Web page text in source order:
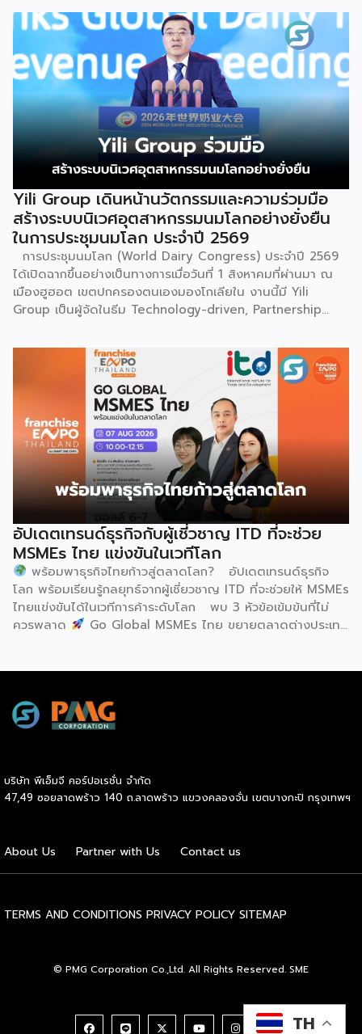
โจว” ซึ่งทรงคุณค่าเป็นยิ่งกว่าการแสดง เพราะทำหน้าที่จดบันทึก
ประวัติศาสตร์การอพยพย้ายถิ่นฐาน สะท้อนภูมิปัญญาทาง
วัฒนธรรมอันรุ่มรวย และตอกย้ำจิตวิญญาณอันแข็งแกร่งของ
ชนเผ่าเหมียวไว้ได้อย่างงดงาม ตำนานเล่าว่า ยามอพยพย้าย
ถิ่นฐานในอดีตกาล เส้นทางของชาวเหมียวต้องเผชิญกับเทือกเขา
สูงชันและพงหนามรกร้าง เพื่อเปิดทางให้เพื่อนพ้องเดินทางผ่าน
พงไพร เหล่าผู้กล้าหาญจึงใช้ร่างกายของตนกลิ้งทับพงหนาม
อย่างไม่เกรงกลัวเพื่อถางทางให้คนในเผ่า ด้วยเหตุนี้ คนรุ่นหลังจึง
ได้จำลองท่วงท่าการกลิ้งตัวดังกล่าวมาต่อยอดและรังสรรค์เป็น
ระบำลู่เซิงอันเป็นเอกลักษณ์ เพื่อรำลึกถึงความกล้าหาญและหยาด
เหงื่อแรงกายของบรรพบุรุษ โดยทุกท่วงท่าการกลิ้งตัวคือการ
คารวะต่อบรรพชน และทุกการกระโดดสะท้อนถึงจิตวิญญาณอัน
แรงกล้าของชนเผ่าเหมียว กุนซานจูถือเป็นหนึ่งในศิลปะการ
เต้นรำที่ปราบเซียนและท้าทายที่สุดของชนเผ่าเหมียว ผู้แสดงจะ
สวมเสื้อนอกสีขาวปักลายอันประณีต และสวมหมวกขนไก่ฟ้า
พร้อมบรรเลงลู่เซิงแบบ 6 ท่อ จุดที่ท้าทายที่สุดคือเสียงเพลงจะ
ต้องพลิ้วไหวอย่างต่อเนื่อง นักเต้นจึงต้องเป่าลู่เซิงอย่าง
สม่ำเสมอโดยไม่สะดุด แม้ในยามที่ต้องโลดโผนด้วยท่วงท่าที่ยาก
ผ่านชามใส่น้ำที่วางเรียงเอาไว้ โดยต้องทรงตัวด้วยความแม่นยำ
อย่างน่าอัศจรรย์ พร้อมรังสรรค์ลีลาท่ารำอันตื่นตาตื่นใจ ไม่ว่าจะ
เป็นท่านางแอ่นบิน พีระมิดมนุษย์ หรือท่ามังกรพลิกกาย การ
ผสานท่วงทำนอง การเคลื่อนไหว ลมหายใจ และพละกำลังเข้าด้วย
กันอย่างสมบูรณ์แบบนี้เอง ที่หล่อหลอมให้เกิดเป็นสุนทรียศาสตร์
อันเป็นเอกลักษณ์ของศิลปะโบราณชนิดนี้ นับตั้งแต่คริสต์
ทศวรรษ 1990 เป็นต้นมา กุนซานจูได้รับการยอมรับอย่างกว้าง
ขวางทั้งในและต่างประเทศ […]
Yili Group เดินหน้านวัตกรรมและความร่วมมือ
สร้างระบบนิเวศอุตสาหกรรมนมโลกอย่างยั่งยืน
ในการประชุมนมโลก ประจำปี 2569
การประชุมนมโลก (World Dairy Congress) ประจำปี 2569
ได้เปิดฉากขึ้นอย่างเป็นทางการเมื่อวันที่ 1 สิงหาคมที่ผ่านมา ณ
เมืองฮูฮอต เขตปกครองตนเองมองโกเลียใน งานนี้มี Yili
Group เป็นผู้จัดในธีม Technology-driven, Partnership
Ecosystem (ขับเคลื่อนด้วยเทคโนโลยี มุ่งกระชับความร่วมมือ
สร้างระบบนิเวศอุตสาหกรรมนมโลกอย่างยั่งยืน) ถือเป็นเวทีระดับ
โลกที่รวบรวมผู้นำจากสมาคมการค้านานาชาติ นักวิชาการ และผู้
บริหารระดับสูงตลอดห่วงโซ่คุณค่าของอุตสาหกรรมนมทั่วโลก
ฮูฮอตขึ้นแท่นเมืองหลวงแห่งอุตสาหกรรมนมโลกอย่างเป็น
ทางการ ในพิธีเปิดการประชุม สหพันธ์วิทยาศาสตร์และ
เทคโนโลยีการอาหารนานาชาติ (IUFoST) ได้มอบป้ายประกาศ
เกียรติคุณและรางวัลที่ระลึก เพื่อรับรองให้เมืองฮูฮอตดำรง
ตำแหน่ง World Dairy Capital หรือเมืองหลวงแห่ง
อุตสาหกรรมนมโลก อย่างเป็นทางการ ดร.ภาวิณี ชินะโชติ
ประธานบริหาร IUFoST กล่าวในพิธีเปิดว่า การมอบตำแหน่งดัง
กล่าวถือเป็นสัญญาณแห่งความสำเร็จที่สะท้อนความมุ่งมั่นทุ่มเท
ของเมืองฮูฮอตในการยกระดับอุตสาหกรรมนม พร้อมกล่าวเสริม
ว่า รางวัลอันทรงเกียรตินี้ยังมุ่งหวังให้เป็นแรงขับเคลื่อนแก่
องค์กรระดับแถวหน้าอย่าง Yili Group […]
อัปเดตเทรนด์ธุรกิจกับผู้เชี่วชาญ ITD ที่จะช่วย
MSMEs ไทย แข่งขันในเวทีโลก
พร้อมพาธุรกิจไทยก้าวสู่ตลาดโลก? อัปเดตเทรนด์ธุรกิจ
โลก พร้อมเรียนรู้กลยุทธ์จากผู้เชี่ยวชาญ ITD ที่จะช่วยให้ MSMEs
ไทยแข่งขันได้ในเวทีการค้าระดับโลก พบ 3 หัวข้อเข้มข้นที่ไม่
ควรพลาด
Go Global MSMEs ไทย ขยายตลาดต่างประเทศ
ธุรกิจ ผู้ประกอบการ และผู้ที่กำลังวางแผนขยายตลาด
สิงหาคม 2569 | 10.00 – 12.15 น.
บริษัท พีเอ็มจี คอร์ปอเรชั่น จำกัด
47,49 ซอยลาดพร้าว 140 ถ.ลาดพร้าว แขวงคลองจั่น เขตบางกะปิ กรุงเทพฯ
About Us Partner with Us Contact us
TERMS AND CONDITIONS PRIVACY POLICY SITEMAP
© PMG Corporation Co.,Ltd. All Rights Reserved. SME
TH